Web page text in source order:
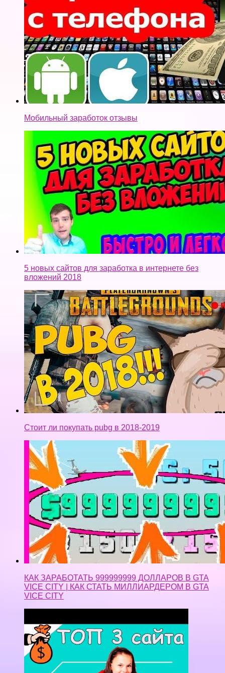
5 новых сайтов для заработка в интернете без
вложений 2018
Стоит ли покупать pubg в 2018-2019
КАК ЗАРАБОТАТЬ 999999999 ДОЛЛАРОВ В GTA
VICE CITY | КАК СТАТЬ МИЛЛИАРДЕРОМ В GTA
VICE CITY
Топ 3 сайта для заработка в Интернете на отзывах